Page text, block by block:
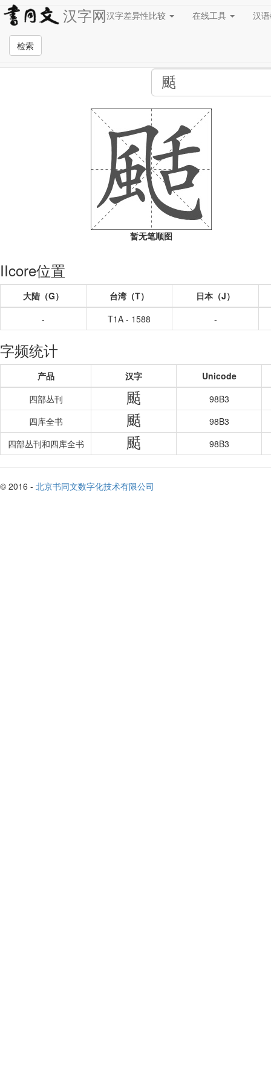
汉字网汉字差异性比较 在线工具 汉
检索
全站检索页面
暂无笔顺图
IIcore位置
大陆（G） 台湾（T）
日本（J）
-
T1A - 1588 -
字频统计
产品 汉字
Unicode
四部丛刊
颳
98B3
四库全书
颳
98B3
四部丛刊和四库全书
颳 98B3
© 2016 - 北京书同文数字化技术有限公司